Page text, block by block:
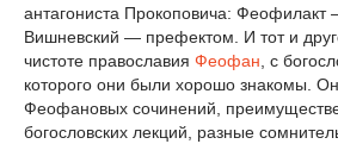
антагониста Прокоповича: Феофилакт
Вишневский — префектом. И тот и
чистоте православия Феофан , с
которого они были хорошо знакомы.
Феофановых сочинений,
богословских лекций, разные